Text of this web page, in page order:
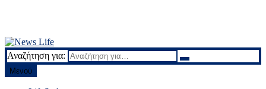
News Life
Ειδήσεις και νέα
Αναζήτηση για:
Μενού